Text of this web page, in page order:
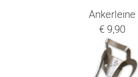
Ankerleine
€ 9,90